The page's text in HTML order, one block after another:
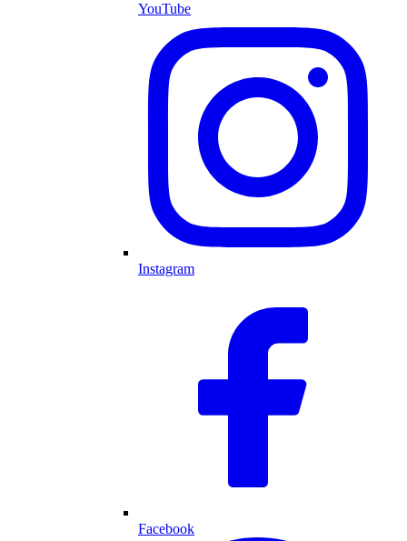
YouTube
Instagram
Facebook